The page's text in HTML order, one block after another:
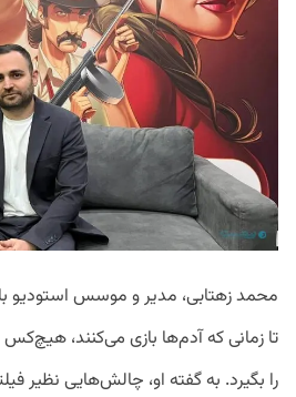
محمد زهتابی، مدیر و موسس استودیو
تا زمانی که آدم‌ها بازی می‌کنند،
را بگیرد. به گفته او، چالش‌هایی نظیر